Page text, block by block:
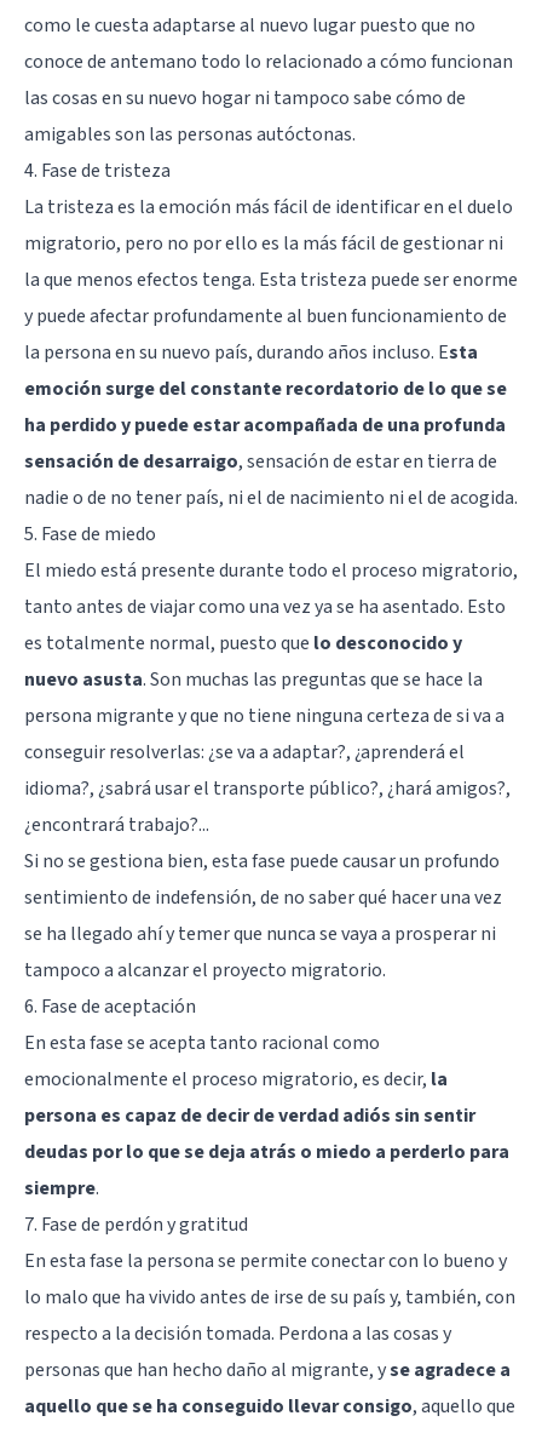
como le cuesta adaptarse al nuevo lugar puesto que no
conoce de antemano todo lo relacionado a cómo funcionan
las cosas en su nuevo hogar ni tampoco sabe cómo de
amigables son las personas autóctonas.
4. Fase de tristeza
La tristeza es la emoción más fácil de identificar en el duelo
migratorio, pero no por ello es la más fácil de gestionar ni
la que menos efectos tenga. Esta tristeza puede ser enorme
y puede afectar profundamente al buen funcionamiento de
la persona en su nuevo país, durando años incluso. Esta
emoción surge del constante recordatorio de lo que se
ha perdido y puede estar acompañada de una profunda
sensación de desarraigo, sensación de estar en tierra de
nadie o de no tener país, ni el de nacimiento ni el de acogida.
5. Fase de miedo
El miedo está presente durante todo el proceso migratorio,
tanto antes de viajar como una vez ya se ha asentado. Esto
es totalmente normal, puesto que lo desconocido y
nuevo asusta. Son muchas las preguntas que se hace la
persona migrante y que no tiene ninguna certeza de si va a
conseguir resolverlas: ¿se va a adaptar?, ¿aprenderá el
idioma?, ¿sabrá usar el transporte público?, ¿hará amigos?,
¿encontrará trabajo?...
Si no se gestiona bien, esta fase puede causar un profundo
sentimiento de indefensión, de no saber qué hacer una vez
se ha llegado ahí y temer que nunca se vaya a prosperar ni
tampoco a alcanzar el proyecto migratorio.
6. Fase de aceptación
En esta fase se acepta tanto racional como
emocionalmente el proceso migratorio, es decir, la
persona es capaz de decir de verdad adiós sin sentir
deudas por lo que se deja atrás o miedo a perderlo para
siempre.
7. Fase de perdón y gratitud
En esta fase la persona se permite conectar con lo bueno y
lo malo que ha vivido antes de irse de su país y, también, con
respecto a la decisión tomada. Perdona a las cosas y
personas que han hecho daño al migrante, yse agradece a
aquello que se ha conseguido llevar consigo, aquello que